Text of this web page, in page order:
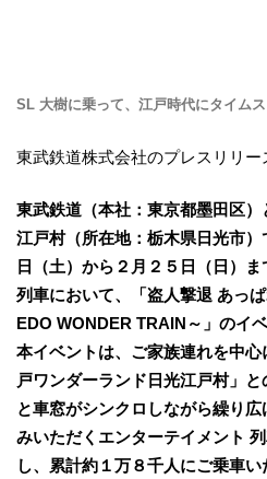
SL 大樹に乗って、江戸時代にタイムス
東武鉄道株式会社のプレスリリー
東武鉄道（本社：東京都墨田区
江戸村（所在地：栃木県日光市
日（土）から２月２５日（日）
列車において、「盗人撃退 あっ
EDO WONDER TRAIN～」のイ
本イベントは、ご家族連れを中
戸ワンダーランド日光江戸村」
と車窓がシンクロしながら繰り
みいただくエンターテイメント
し、累計約１万８千人にご乗車